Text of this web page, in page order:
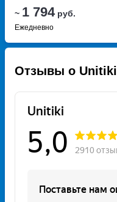
~ 1 794руб.
Ежедневно
Отзывы о Unitiki